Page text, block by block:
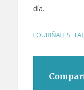
día.
LOURIÑALES